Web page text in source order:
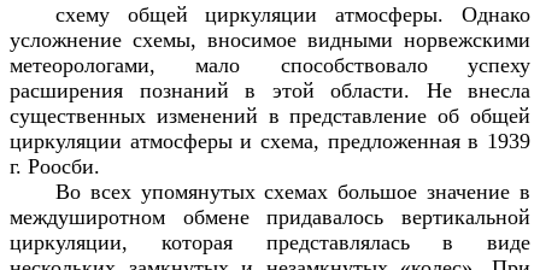
схему общей циркуляции атмосферы. Однако
усложнение схемы, вносимое видными норвежскими
метеорологами, мало способствовало успеху
расширения познаний в этой области. Не внесла
существенных изменений в представление об общей
циркуляции атмосферы и схема, предложенная в 1939
г. Роосби.
Во всех упомянутых схемах большое значение в
междуширотном обмене придавалось вертикальной
циркуляции, которая представлялась в виде